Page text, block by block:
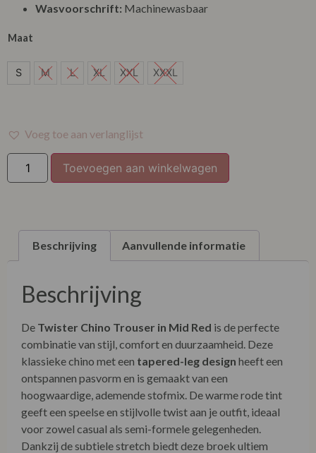
Wasvoorschrift: Machinewasbaar
Maat
S
S M L XL XXL XXXL
Voeg toe aan verlanglijst
Toevoegen aan winkelwagen
Beschrijving Aanvullende informatie
Beschrijving
De Twister Chino Trouser in Mid Red is de perfecte
combinatie van stijl, comfort en duurzaamheid. Deze
klassieke chino met een tapered-leg design heeft een
ontspannen pasvorm en is gemaakt van een
hoogwaardige, ademende stofmix. De warme rode tint
geeft een speelse en stijlvolle twist aan je outfit, ideaal
voor zowel casual als semi-formele gelegenheden.
Dankzij de subtiele stretch biedt deze broek ultiem